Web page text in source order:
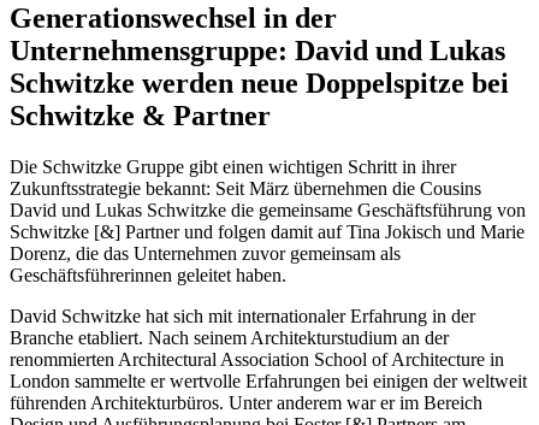
Generationswechsel in der
Unternehmensgruppe: David und Lukas
Schwitzke werden neue Doppelspitze bei
Schwitzke & Partner
Die Schwitzke Gruppe gibt einen wichtigen Schritt in ihrer
Zukunftsstrategie bekannt: Seit März übernehmen die Cousins
David und Lukas Schwitzke die gemeinsame Geschäftsführung von
Schwitzke [&] Partner und folgen damit auf Tina Jokisch und Marie
Dorenz, die das Unternehmen zuvor gemeinsam als
Geschäftsführerinnen geleitet haben.
David Schwitzke hat sich mit internationaler Erfahrung in der
Branche etabliert. Nach seinem Architekturstudium an der
renommierten Architectural Association School of Architecture in
London sammelte er wertvolle Erfahrungen bei einigen der weltweit
führenden Architekturbüros. Unter anderem war er im Bereich